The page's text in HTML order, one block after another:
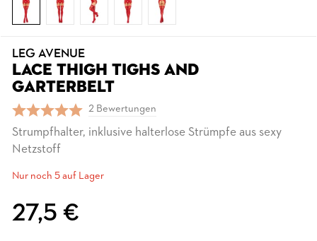
LEG AVENUE
LACE THIGH TIGHS AND
GARTERBELT
2 Bewertungen
Strumpfhalter, inklusive halterlose Strümpfe aus sexy
Netzstoff
Nur noch 5 auf Lager
27,5 €